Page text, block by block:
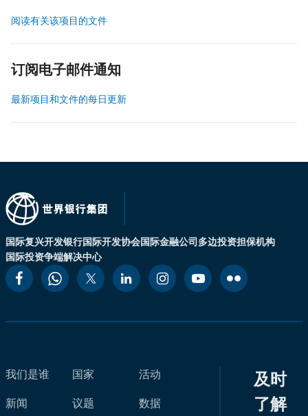
阅读有关该项目的文件
订阅电子邮件通知
最新项目和文件的每日更新
国际复兴开发银行国际开发协会国际金融公司多边投资担保机构
国际投资争端解决中心
我们是谁
新闻
国家
议题
活动
数据
及时
了解